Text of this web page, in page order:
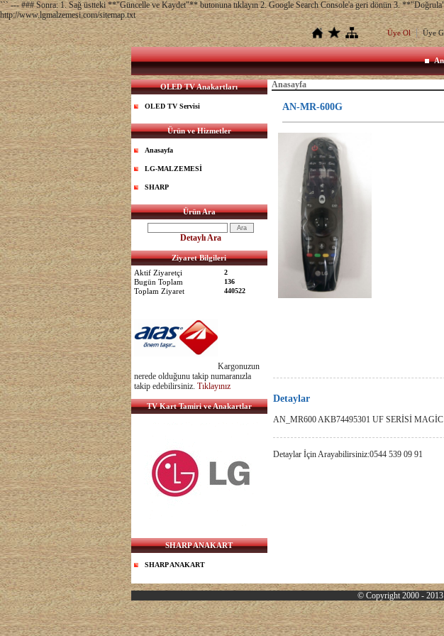
``` --- ### Sonra: 1. Sağ üstteki **"Güncelle ve Kaydet"** butonuna tıklayın 2. Google Search Console'a geri dönün 3.
http://www.lgmalzemesi.com/sitemap.txt
Üye Ol Üye
OLED TV Anakartları
OLED TV Servisi
Ürün ve Hizmetler
Anasayfa
LG-MALZEMESİ
SHARP
Ürün Ara
Detaylı Ara
Ziyaret Bilgileri
Aktif Ziyaretçi
2
Bugün Toplam 136
Toplam Ziyaret 440522
Kargonuzun
nerede olduğunu takip numaranızla
takip edebilirsiniz. Tıklayınız
TV Kart Tamiri ve Anakartlar
SHARP ANAKART
SHARP ANAKART
Anasayfa
AN-MR-600G
Detaylar
AN_MR600 AKB74495301 UF SERİSİ
Detaylar İçin Arayabilirsiniz:0544 539 09 91
© Copyright 2000 - 2013